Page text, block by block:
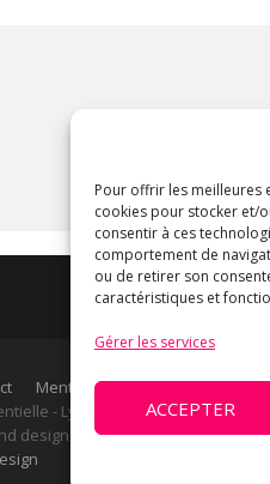
Pour offrir les meilleures
cookies pour stocker et/
consentir à ces
comportement de
ou de retirer son
caractéristiques et
Gérer les services
ACCEPTER
Mentions légales
- Lycra design - Location et
design ou pour une déco